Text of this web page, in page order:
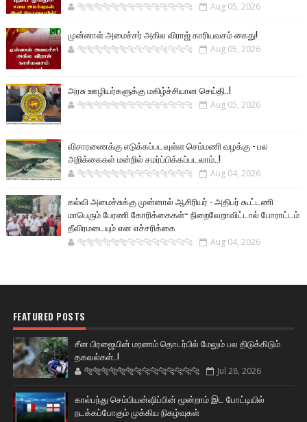
🐅🐅🐅🐅🐅🐅🐆🐆🐆🐆🐆🐆🐆🐆 Aug 05, 2026
முன்னாள் அமைச்சர் அகில விராஜ் காரியவசம் கைது!
🐅🐅🐅🐅🐅🐅🐆🐆🐆🐆🐆🐆🐆🐆 Aug 05, 2026
அரசு ஊழியர்களுக்கு மகிழ்ச்சியான செய்தி..!
🐅🐅🐅🐅🐅🐅🐆🐆🐆🐆🐆🐆🐆🐆 Aug 05, 2026
விசாரணைக்கு எடுக்கப்படவுள்ள செம்மணி வழக்கு - பல
அறிக்கைகள் மன்றில் சமர்ப்பிக்கப்படலாம்..!
🐅🐅🐅🐅🐅🐅🐆🐆🐆🐆🐆🐆🐆🐆 Aug 04, 2026
கல்வி அமைச்சுக்கு முன்னால் ஆசிரியர் - அதிபர் கூட்டணி
மாபெரும் பேரணி கோரிக்கைகள்~ நிறைவேறாவிட்டால் போராட்டம்
தீவிரமடையும் என எச்சரிக்கை
🐅🐅🐅🐅🐅🐅🐆🐆🐆🐆🐆🐆🐆🐆 Aug 04, 2026
FEATURED POSTS
சீன பிரஜையின் மரணம் தொடர்பில் மேலும் பல திடுக்கிடும்
தகவல்கள்..!
🐅🐅🐅🐅🐅🐅🐆🐆🐆🐆🐆🐆🐆🐆 Jul 28, 2026
கால்பந்து செம்பியன்ஷிப்பின் மூன்றாம் இட போட்டியில்
நடக்கப்போகும் முக்கிய நிகழ்வுகள்